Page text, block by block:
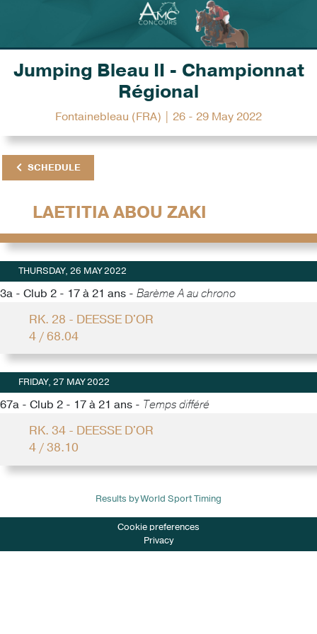
Jumping Bleau II - Championnat
Régional
Fontainebleau (FRA) | 26 - 29 May 2022
SCHEDULE
LAETITIA ABOU ZAKI
THURSDAY, 26 MAY 2022
3a - Club 2 - 17 à 21 ans - Barème A au chrono
RK. 28 - DEESSE D'OR
4 / 68.04
FRIDAY, 27 MAY 2022
67a - Club 2 - 17 à 21 ans - Temps différé
RK. 34 - DEESSE D'OR
4 / 38.10
Results by World Sport Timing
Cookie preferences
Privacy